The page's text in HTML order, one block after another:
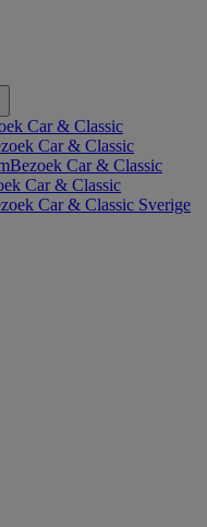
Car & Classic
Car & Classic
Bezoek Car & Classic
Car & Classic
Car & Classic Sverige